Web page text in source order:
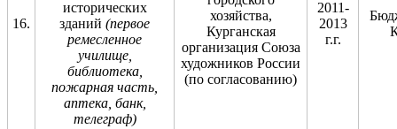
16.
исторических
зданий (первое
ремесленное
училище,
библиотека,
пожарная часть,
аптека, банк,
телеграф)
хозяйства,
Курганская
организация Союза
художников России
(по согласованию)
2011-
2013
г.г.